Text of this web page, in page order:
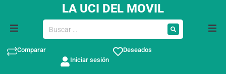
LA UCI DEL MOVIL
Comparar
Deseados
Iniciar sesión